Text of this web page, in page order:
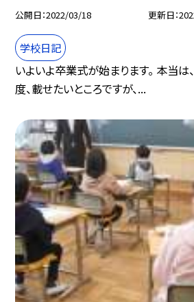
公開日 2022/03/18 更新日
学校日記
いよいよ卒業式が始まります。 本当は
度、載せたいところですが、...